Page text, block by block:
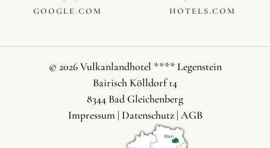
GOOGLE.COM HOTELS.COM
© 2026 Vulkanlandhotel **** Legenstein
Bairisch Kölldorf 14
8344 Bad Gleichenberg
Impressum| Datenschutz| AGB